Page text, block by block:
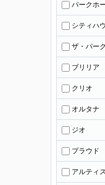
パークホ
シティハ
ザ・パー
ブリリア
クリオ
オルタナ
ジオ
プラウド
アルティス